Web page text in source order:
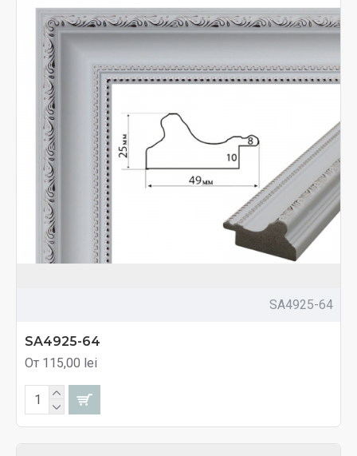
SA4925-64
SA4925-64
От 115,00 lei